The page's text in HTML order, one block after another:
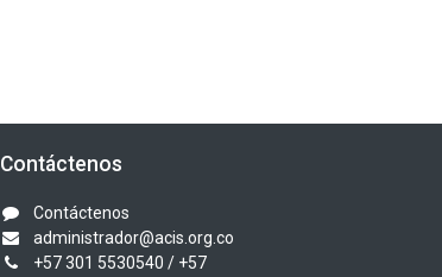
Contáctenos
Contáctenos
administrador@acis.org.co
+57 301 5530540 / +57